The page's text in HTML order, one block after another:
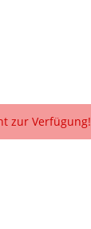
zur Verfügung!